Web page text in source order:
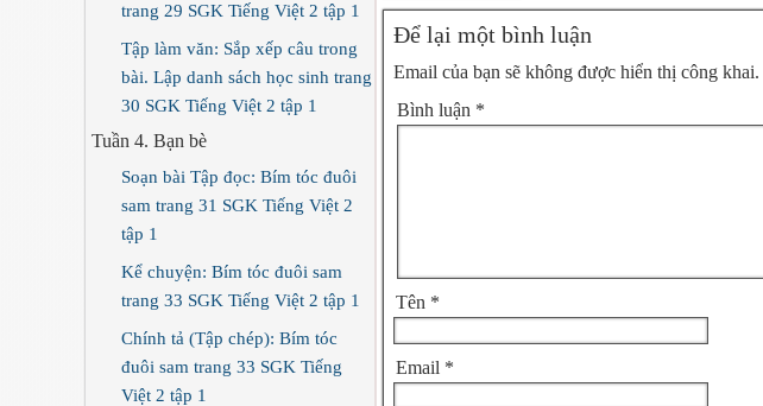
trang 29 SGK Tiếng Việt 2 tập 1
Tập làm văn: Sắp xếp câu trong
bài. Lập danh sách học sinh trang
30 SGK Tiếng Việt 2 tập 1
Tuần 4. Bạn bè
Soạn bài Tập đọc: Bím tóc đuôi
sam trang 31 SGK Tiếng Việt 2
tập 1
Kể chuyện: Bím tóc đuôi sam
trang 33 SGK Tiếng Việt 2 tập 1
Chính tả (Tập chép): Bím tóc
đuôi sam trang 33 SGK Tiếng
Việt 2 tập 1
Để lại một bình luận
Email của bạn sẽ không được hiển thị công khai.
Bình luận *
Tên *
Email *